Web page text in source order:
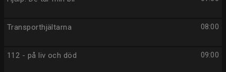
08:00
Transporthjältarna
09:00
112 - på liv och död